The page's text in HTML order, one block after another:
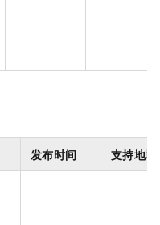
发布时间 支持地域